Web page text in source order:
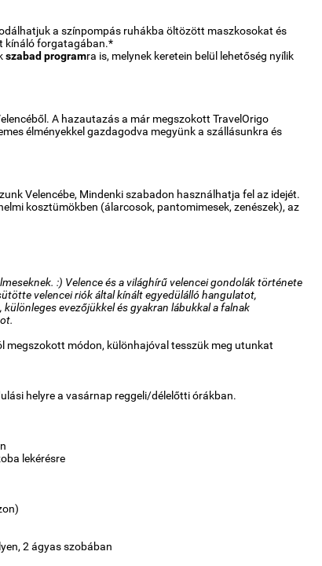
a színpompás ruhákba öltözött maszkosokat és
kínáló forgatagában.*
szabad programra is, melynek keretein belül lehetőség nyílik
A hazautazás a már megszokott TravelOrigo
élményekkel gazdagodva megyünk a szállásunkra és
Velencébe, Mindenki szabadon használhatja fel az idejét.
kosztümökben (álarcosok, pantomimesek, zenészek), az
:) Velence és a világhírű velencei gondolák története
velencei riók által kínált egyedülálló hangulatot,
evezőjükkel és gyakran lábukkal a falnak
megszokott módon, különhajóval tesszük meg utunkat
helyre a vasárnap reggeli/délelőtti órákban.
lekérésre
2 ágyas szobában